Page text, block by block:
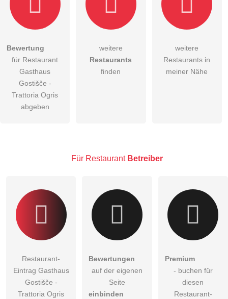
Die Datenschutzerklärunghabe ich zur Kenntnis genommen.
öffentliche Frage stellen
Hinweis:Bitte beachten Sie, öffentliche Fragen sind
Bewertung
für Restaurant
Gasthaus
Gostišče -
Trattoria Ogris
abgeben
weitere
Restaurants
finden
weitere
Restaurants in
meiner Nähe
Für Restaurant Betreiber
Restaurant-
Eintrag Gasthaus
Gostišče -
Trattoria Ogris
Bewertungen
auf der eigenen
Seite
einbinden
Premium
- buchen für
diesen
Restaurant-